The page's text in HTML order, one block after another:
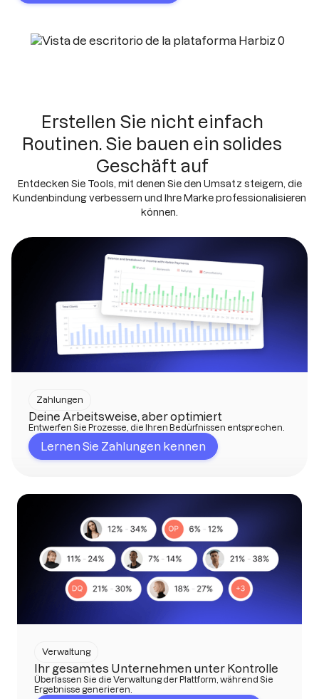
Erstellen Sie nicht einfach
Routinen. Sie bauen ein solides
Geschäft auf
Entdecken Sie Tools, mit denen Sie den Umsatz steigern, die
Kundenbindung verbessern und Ihre Marke professionalisieren
können.
Verwaltung
Ihr gesamtes Unternehmen unter Kontrolle
Überlassen Sie die Verwaltung der Plattform, während Sie
Ergebnisse generieren.
Zahlungen
Deine Arbeitsweise, aber optimiert
Entwerfen Sie Prozesse, die Ihren Bedürfnissen entsprechen.
Lernen Sie Zahlungen kennen